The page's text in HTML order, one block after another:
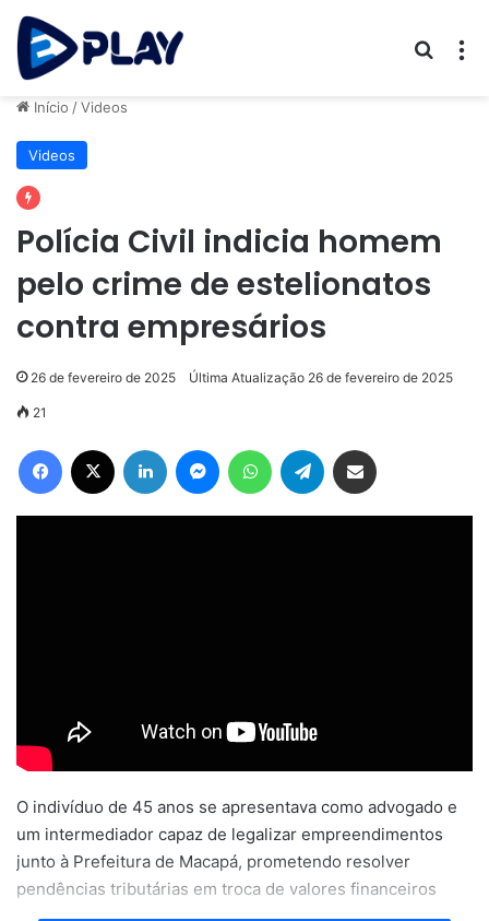
Início /Videos
Videos
Polícia Civil indicia homem
pelo crime de estelionatos
contra empresários
26 de fevereiro de 2025 Última Atualização 26 de fevereiro de 2025
21
Facebook Linkedin MessengerWhatsAppTelegram
O indivíduo de 45 anos se apresentava como advogado e
um intermediador capaz de legalizar empreendimentos
junto à Prefeitura de Macapá, prometendo resolver
pendências tributárias em troca de valores financeiros